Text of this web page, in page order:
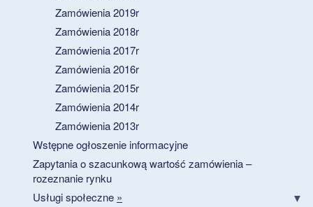
Zamówienia 2019r
Zamówienia 2018r
Zamówienia 2017r
Zamówienia 2016r
Zamówienia 2015r
Zamówienia 2014r
Zamówienia 2013r
Wstępne ogłoszenie informacyjne
Zapytania o szacunkową wartość zamówienia –
rozeznanie rynku
Usługi społeczne »